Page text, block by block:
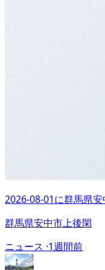
2026-08-01に群馬県安
群馬県安中市上後閑
ニュース ·1週間前